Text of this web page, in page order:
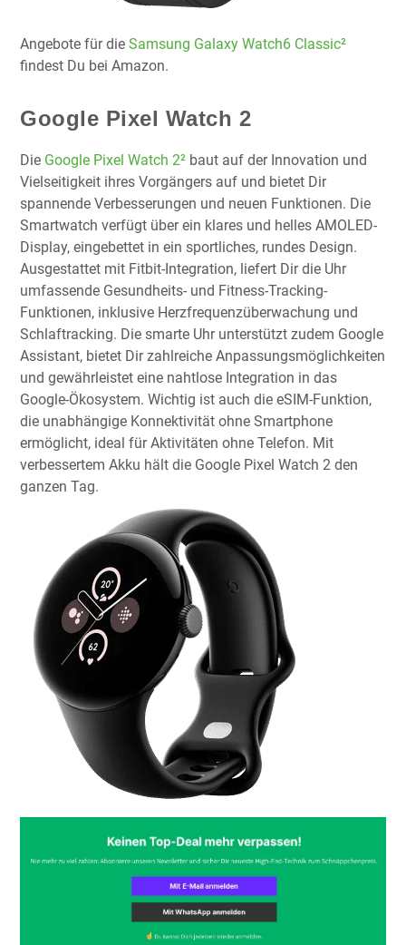
Angebote für die Samsung Galaxy Watch6 Classic²
findest Du bei Amazon.
Google Pixel Watch 2
Die Google Pixel Watch 2² baut auf der Innovation und
Vielseitigkeit ihres Vorgängers auf und bietet Dir
spannende Verbesserungen und neuen Funktionen. Die
Smartwatch verfügt über ein klares und helles AMOLED-
Display, eingebettet in ein sportliches, rundes Design.
Ausgestattet mit Fitbit-Integration, liefert Dir die Uhr
umfassende Gesundheits- und Fitness-Tracking-
Funktionen, inklusive Herzfrequenzüberwachung und
Schlaftracking. Die smarte Uhr unterstützt zudem Google
Assistant, bietet Dir zahlreiche Anpassungsmöglichkeiten
und gewährleistet eine nahtlose Integration in das
Google-Ökosystem. Wichtig ist auch die eSIM-Funktion,
die unabhängige Konnektivität ohne Smartphone
ermöglicht, ideal für Aktivitäten ohne Telefon. Mit
verbessertem Akku hält die Google Pixel Watch 2 den
ganzen Tag.